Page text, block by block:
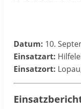
Datum: 10.
Einsatzart:
Einsatzort: